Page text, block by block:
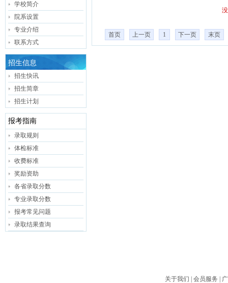
学校简介
院系设置
专业介绍
联系方式
招生信息
招生快讯
招生简章
招生计划
报考指南
录取规则
体检标准
收费标准
奖励资助
各省录取分数
专业录取分数
报考常见问题
录取结果查询
首页 上一页 1 下一页 末页
关于我们 会员服务